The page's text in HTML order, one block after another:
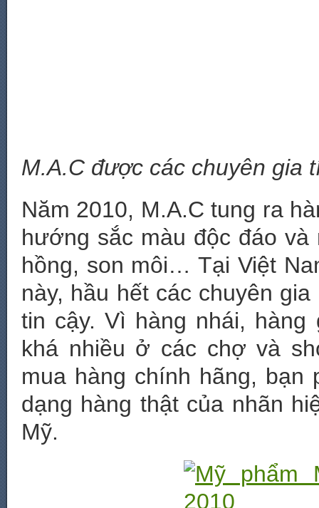
M.A.C được các chuyên gia
Năm 2010, M.A.C tung ra
hướng sắc màu độc đáo
hồng, son môi… Tại Việt
này, hầu hết các chuyên
tin cậy. Vì hàng nhái,
khá nhiều ở các chợ và
mua hàng chính hãng, bạn
dạng hàng thật của nhãn
Mỹ.